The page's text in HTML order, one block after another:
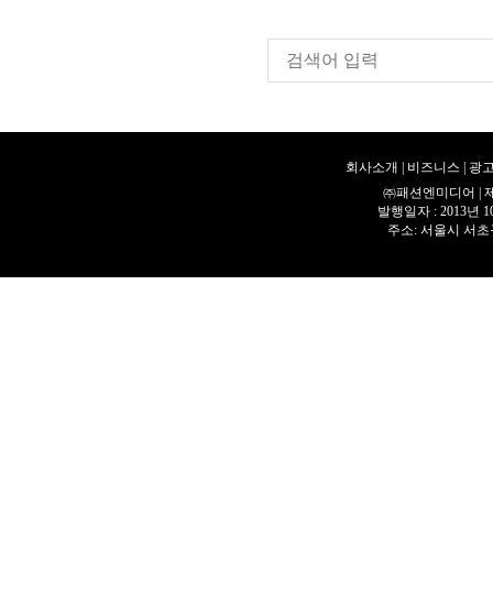
회사소개 | 비즈니스 | 광
㈜패션엔미디어 |
발행일자 : 2013년
주소: 서울시 서초